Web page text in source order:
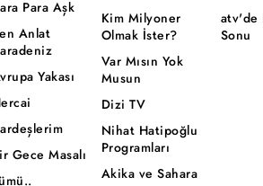
Para Aşk
Anlat
Yakası
Gece Masalı
Kim Milyoner
Olmak İster?
Var Mısın Yok
Musun
Dizi TV
Nihat Hatipoğlu
Programları
Akika ve Sahara
atv'de
Sonu